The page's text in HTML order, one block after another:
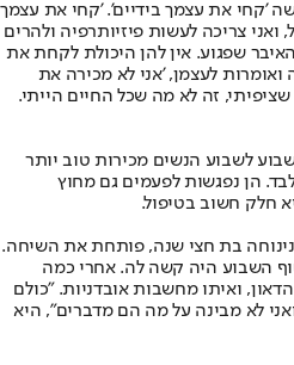
'קחי את עצמך בידיים'. 'קחי את עצמך
ואני צריכה לעשות פיזיותרפיה ולהרים
שפגוע. אין להן היכולת לקחת את
לעצמן, 'אני לא מכירה את
זה לא מה שכל החיים הייתי.
לשבוע הנשים מכירות טוב יותר
הן נפגשות לפעמים גם מחוץ
חלק חשוב בטיפול.
ונינוחה בת חצי שנה, פותחת את השיחה.
השבוע היה קשה לה. אחרי כמה
ואיתו מחשבות אובדניות. "כולם
לא מבינה על מה הם מדברים", היא